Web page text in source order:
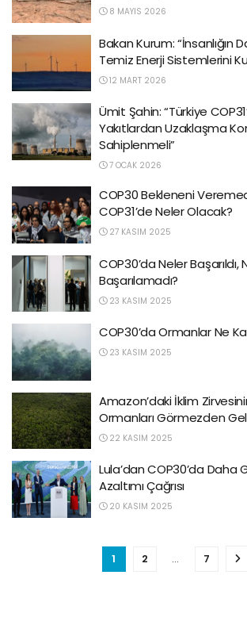
8 MAYIS 2026
Bakan Kurum: “İnsanlığın
Temiz Enerji Sistemlerini
12 MART 2026
Ümit Şahin: “Türkiye
Yakıtlardan Uzaklaşma
Sahiplenmeli”
7 OCAK 2026
COP30 Bekleneni
COP31’de Neler Olacak?
27 KASIM 2025
COP30’da Neler Başarıldı,
Başarılamadı?
23 KASIM 2025
COP30’da Ormanlar Ne
23 KASIM 2025
Amazon’daki İklim
Ormanları Görmezden
22 KASIM 2025
Lula’dan COP30’da Daha
Azaltımı Çağrısı
20 KASIM 2025
1 2 … 7